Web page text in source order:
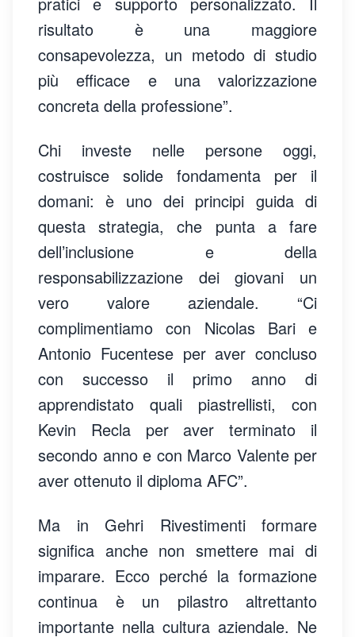
risultato è una maggiore
consapevolezza, un metodo di studio
più efficace e una valorizzazione
concreta della professione”.
Chi investe nelle persone oggi,
costruisce solide fondamenta per il
domani: è uno dei principi guida di
questa strategia, che punta a fare
dell’inclusione e della
responsabilizzazione dei giovani un
vero valore aziendale. “Ci
complimentiamo con Nicolas Bari e
Antonio Fucentese per aver concluso
con successo il primo anno di
apprendistato quali piastrellisti, con
Kevin Recla per aver terminato il
secondo anno e con Marco Valente per
aver ottenuto il diploma AFC”.
Ma in Gehri Rivestimenti formare
significa anche non smettere mai di
imparare. Ecco perché la formazione
continua è un pilastro altrettanto
importante nella cultura aziendale. Ne